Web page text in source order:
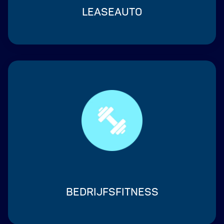
LEASEAUTO
BEDRIJFSFITNESS